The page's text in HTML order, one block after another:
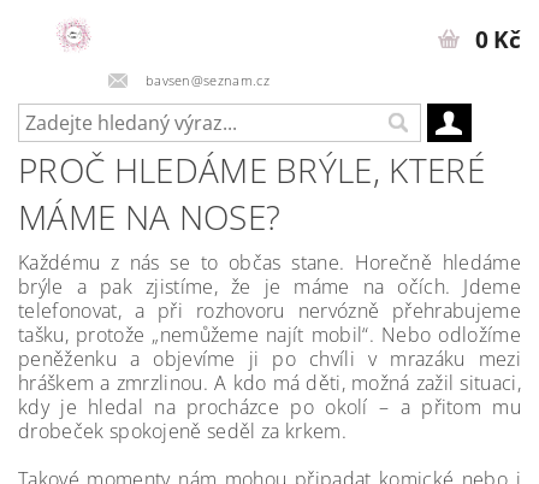
bavsen@seznam.cz
0 Kč
PROČ HLEDÁME BRÝLE, KTERÉ
MÁME NA NOSE?
Každému z nás se to občas stane. Horečně hledáme
brýle a pak zjistíme, že je máme na očích. Jdeme
telefonovat, a při rozhovoru nervózně přehrabujeme
tašku, protože „nemůžeme najít mobil“. Nebo odložíme
peněženku a objevíme ji po chvíli v mrazáku mezi
hráškem a zmrzlinou. A kdo má děti, možná zažil situaci,
kdy je hledal na procházce po okolí – a přitom mu
drobeček spokojeně seděl za krkem.